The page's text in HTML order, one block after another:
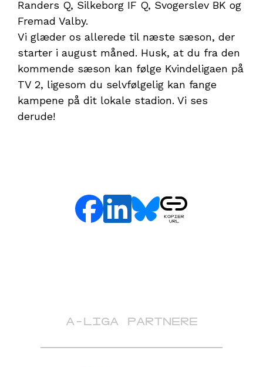
Randers Q, Silkeborg IF Q, Svogerslev BK og
Fremad Valby.
Vi glæder os allerede til næste sæson, der
starter i august måned. Husk, at du fra den
kommende sæson kan følge Kvindeligaen på
TV 2, ligesom du selvfølgelig kan fange
kampene på dit lokale stadion. Vi ses
derude!
A-LIGA PARTNERE